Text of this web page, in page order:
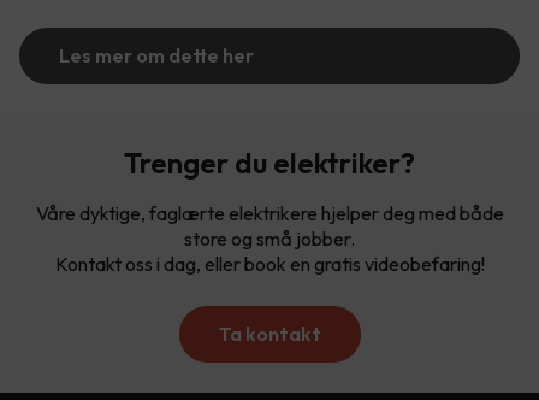
Les mer om dette her
Trenger du elektriker?
Våre dyktige, faglærte elektrikere hjelper deg med både
store og små jobber.
Kontakt oss i dag, eller book en gratis videobefaring!
Ta kontakt